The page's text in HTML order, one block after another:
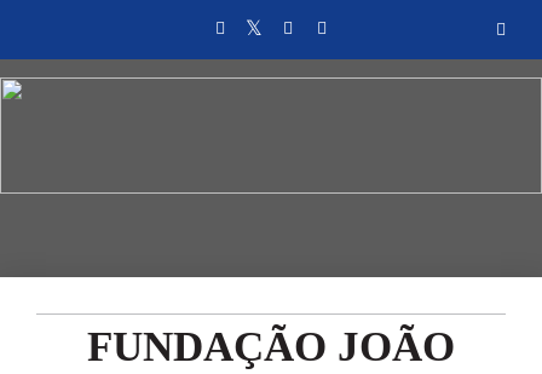
FUNDAÇÃO JOÃO